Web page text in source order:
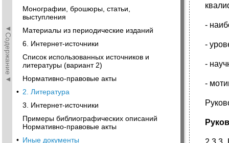
◄Содержание◄
Монографии, брошюры, статьи,
выступления
Материалы из периодические изданий
6. Интернет-источники
Список использованных источников и
литературы (вариант 2)
Нормативно-правовые акты
• 2. Литература
3. Интернет-источники
Примеры библиографических описаний
Нормативно-правовые акты
• Иные документы
-
-
-
-